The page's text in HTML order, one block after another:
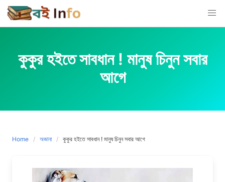
Skip
to
content
কুকুর হইতে সাবধান ! মানুষ চিনুন সবার
আগে
Home অজানা কুকুর হইতে সাবধান ! মানুষ চিনুন সবার আগে